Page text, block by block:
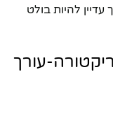
להיות בולט
עורך